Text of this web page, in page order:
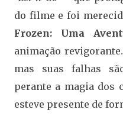
do filme e foi
Frozen: Uma
animação
mas suas falhas
perante a magia dos
esteve presente de